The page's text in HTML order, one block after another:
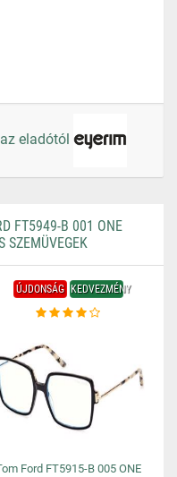
eladótól
FT5949-B 001 ONE
SZEMÜVEGEK
ÚJDONSÁG KEDVEZMÉNY
Ford FT5915-B 005 ONE